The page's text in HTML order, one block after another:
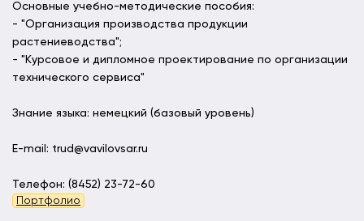
Основные учебно-методические пособия:
- "Организация производства продукции
растениеводства";
- "Курсовое и дипломное проектирование по организации
технического сервиса"
Знание языка: немецкий (базовый уровень)
E-mail: trud@vavilovsar.ru
Телефон: (8452) 23-72-60
Портфолио